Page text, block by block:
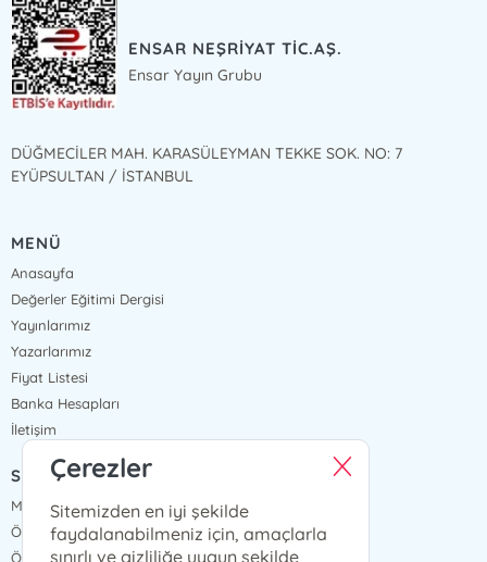
ENSAR NEŞRİYAT TİC.AŞ.
Ensar Yayın Grubu
DÜĞMECİLER MAH. KARASÜLEYMAN TEKKE SOK. NO: 7
EYÜPSULTAN / İSTANBUL
MENÜ
Anasayfa
Değerler Eğitimi Dergisi
Yayınlarımız
Yazarlarımız
Fiyat Listesi
Banka Hesapları
İletişim
SÖZLEŞMELER
Mesafeli Satış Sözleşmesi
Ön Bilgilendirme Formu
Ödeme ve Teslimat
Çerezler
Sitemizden en iyi şekilde
faydalanabilmeniz için, amaçlarla
sınırlı ve gizliliğe uygun şekilde